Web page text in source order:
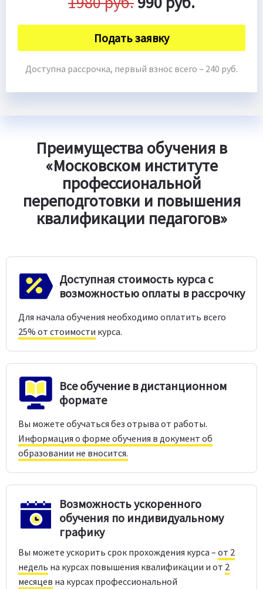
Подать заявку
Доступна рассрочка, первый взнос всего – 240 руб.
Преимущества обучения в
«Московском институте
профессиональной
переподготовки и повышения
квалификации педагогов»
Доступная стоимость курса с
возможностью оплаты в рассрочку
Для начала обучения необходимо оплатить всего
25% от стоимости курса.
Все обучение в дистанционном
формате
Вы можете обучаться без отрыва от работы.
Информация о форме обучения в документ об
образовании не вносится.
Возможность ускоренного
обучения по индивидуальному
графику
Вы можете ускорить срок прохождения курса – от 2
недель на курсах повышения квалификации и от 2
месяцев на курсах профессиональной